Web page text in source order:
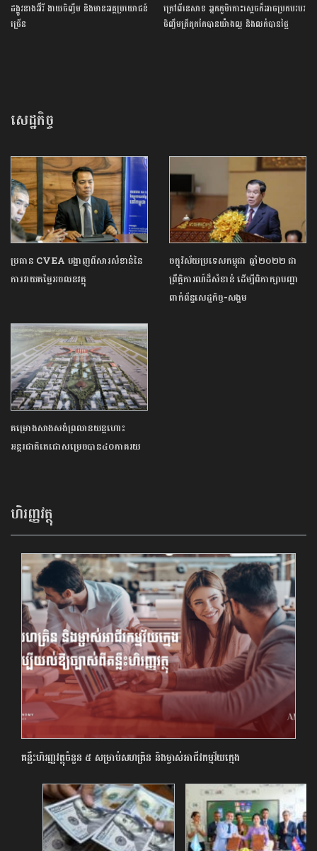
ដង្កូវនាងអ៊ីរី ងាយចិញ្ចឹម និងមានអត្ថប្រយោជន៍
ច្រើន
ក្រៅពីនេសាទ អ្នកភូមិកោះស្ដេចក៏អាចប្រកបរបរ
ចិញ្ចឹមត្រីតុកកែបានយ៉ាងល្អ និងលក់បានថ្លៃ
សេដ្ឋកិច្ច
ប្រធាន CVEA បង្ហាញពី​សារសំខាន់នៃ
ការ​វាយតម្លៃអចលនវត្ថុ​
ចក្ខុវិស័យប្រទេសកម្ពុជា ឆ្នាំ២០២២ ជា
ព្រឹត្តិការណ៍ដ៏សំខាន់ ដើម្បីពិភាក្សាបញ្ហា
ពាក់ព័ន្ធសេដ្ឋកិច្ច-សង្គម
គម្រោងសាងសង់ព្រលានយន្តហោះ​
អន្តរជាតិ​តេជោ​សម្រេច​បាន​៤០​ភាគ​រយ​​
ហិរញ្ញវត្ថុ
គន្លឹះហិរញ្ញវត្ថុចំនួន ៥ សម្រាប់សហគ្រិន និងម្ចាស់អាជីវកម្មវ័យក្មេង